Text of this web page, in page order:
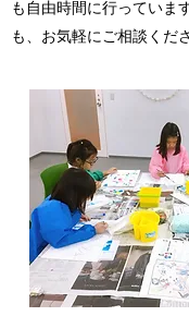
も自由時間に行っています
も、お気軽にご相談くだ